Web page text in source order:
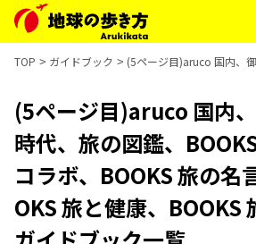
TOP ガイドブック (5ページ目)aruco 国内、
(5ページ目)aruco 国内
時代、旅の図鑑、
コラボ、BOOKS 旅の名
OKS 旅と健康、BOOKS